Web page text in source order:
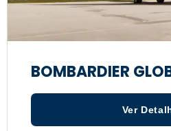
BOMBARDIER
Ver